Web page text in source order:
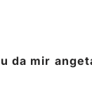
da mir